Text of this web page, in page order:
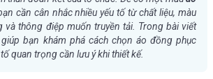
cần cân nhắc nhiều yếu tố từ chất liệu, màu
và thông điệp muốn truyền tải. Trong bài viết
bạn khám phá cách chọn áo đồng phục
quan trọng cần lưu ý khi thiết kế.